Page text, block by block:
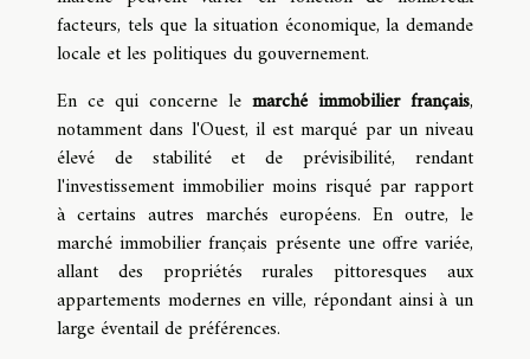
facteurs, tels que la situation économique, la demande
locale et les politiques du gouvernement.
En ce qui concerne le marché immobilier français,
notamment dans l'Ouest, il est marqué par un niveau
élevé de stabilité et de prévisibilité, rendant
l'investissement immobilier moins risqué par rapport
à certains autres marchés européens. En outre, le
marché immobilier français présente une offre variée,
allant des propriétés rurales pittoresques aux
appartements modernes en ville, répondant ainsi à un
large éventail de préférences.